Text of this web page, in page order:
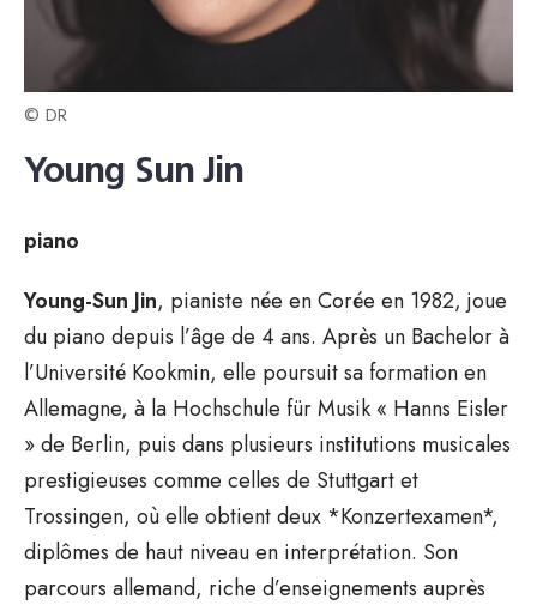
© DR
Young Sun Jin
piano
Young-Sun Jin, pianiste née en Corée en 1982, joue
du piano depuis l’âge de 4 ans. Après un Bachelor à
l’Université Kookmin, elle poursuit sa formation en
Allemagne, à la Hochschule für Musik « Hanns Eisler
» de Berlin, puis dans plusieurs institutions musicales
prestigieuses comme celles de Stuttgart et
Trossingen, où elle obtient deux *Konzertexamen*,
diplômes de haut niveau en interprétation. Son
parcours allemand, riche d’enseignements auprès